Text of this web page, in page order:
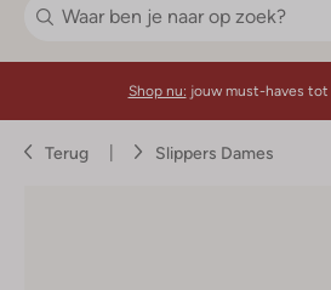
Shop nu: jouw must-haves tot
Terug Slippers Dames